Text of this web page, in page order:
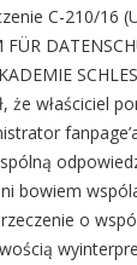
C-210/16
że właściciel
bowiem
o